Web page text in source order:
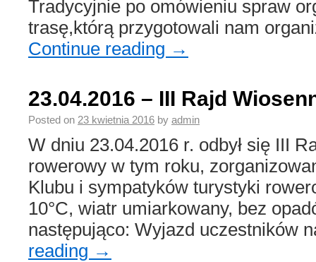
Tradycyjnie po omówieniu spraw
trasę,którą przygotowali nam
Continue reading →
23.04.2016 – III Rajd
Posted on 23 kwietnia 2016 by admin
W dniu 23.04.2016 r. odbył się III
rowerowy w tym roku,
Klubu i sympatyków turystyki
10°C, wiatr umiarkowany, bez
następująco: Wyjazd uczestników
reading →